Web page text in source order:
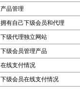
产品管理
拥有自己下级会员和代理
下级代理独立网站
下级会员管理产品
在线支付情况
下级会员在线支付情况